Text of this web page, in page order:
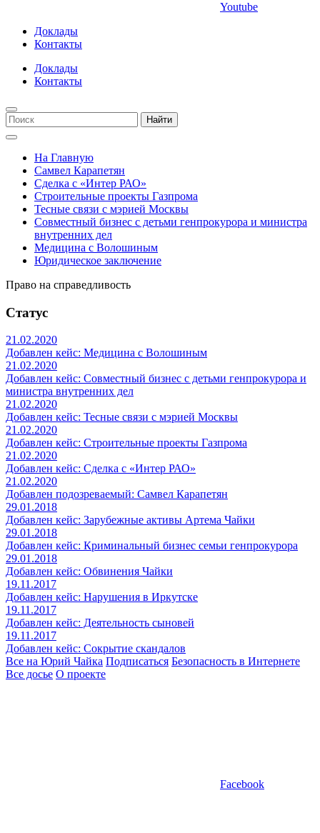
Youtube
Доклады
Контакты
Доклады
Контакты
Найти
На Главную
Самвел Карапетян
Сделка с «Интер РАО»
Строительные проекты Газпрома
Тесные связи с мэрией Москвы
Совместный бизнес с детьми генпрокурора и министра
внутренних дел
Медицина с Волошиным
Юридическое заключение
Право на справедливость
Статус
21.02.2020
Добавлен кейс: Медицина с Волошиным
21.02.2020
Добавлен кейс: Совместный бизнес с детьми генпрокурора и
министра внутренних дел
21.02.2020
Добавлен кейс: Тесные связи с мэрией Москвы
21.02.2020
Добавлен кейс: Строительные проекты Газпрома
21.02.2020
Добавлен кейс: Сделка с «Интер РАО»
21.02.2020
Добавлен подозреваемый: Самвел Карапетян
29.01.2018
Добавлен кейс: Зарубежные активы Артема Чайки
29.01.2018
Добавлен кейс: Криминальный бизнес семьи генпрокурора
29.01.2018
Добавлен кейс: Обвинения Чайки
19.11.2017
Добавлен кейс: Нарушения в Иркутске
19.11.2017
Добавлен кейс: Деятельность сыновей
19.11.2017
Добавлен кейс: Сокрытие скандалов
Все на Юрий Чайка Подписаться Безопасность в Интернете
Все досье О проекте
Facebook